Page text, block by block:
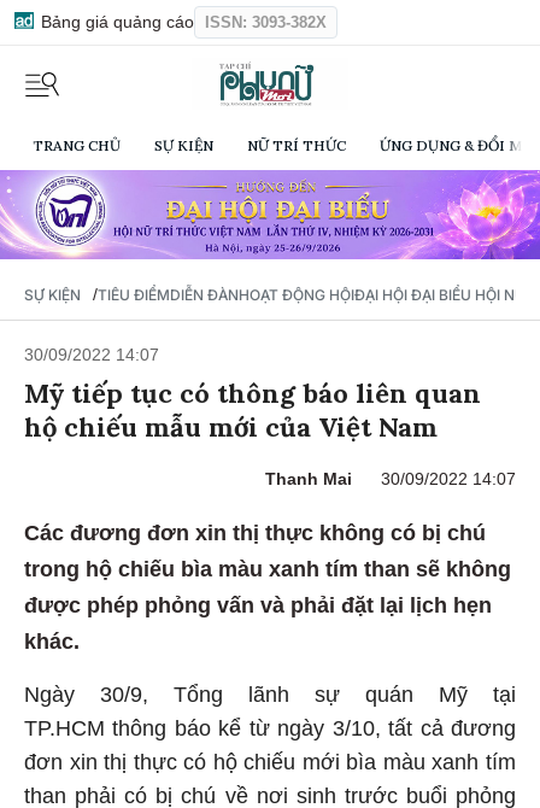
Bảng giá quảng cáo ISSN: 3093-382X
TRANG CHỦ SỰ KIỆN NỮ TRÍ THỨC ỨNG DỤNG & ĐỔI
SỰ KIỆN /TIÊU ĐIỂMDIỄN ĐÀNHOẠT ĐỘNG HỘIĐẠI HỘI ĐẠI BIỂU HỘI NỮ
30/09/2022 14:07
Mỹ tiếp tục có thông báo liên quan
hộ chiếu mẫu mới của Việt Nam
Thanh Mai 30/09/2022 14:07
Các đương đơn xin thị thực không có bị chú
trong hộ chiếu bìa màu xanh tím than sẽ không
được phép phỏng vấn và phải đặt lại lịch hẹn
khác.
Ngày 30/9, Tổng lãnh sự quán Mỹ tại
TP.HCM thông báo kể từ ngày 3/10, tất cả đương
đơn xin thị thực có hộ chiếu mới bìa màu xanh tím
than phải có bị chú về nơi sinh trước buổi phỏng